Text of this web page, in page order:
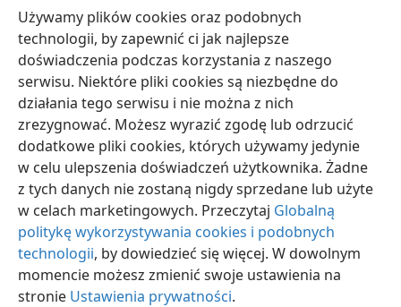
Używamy plików cookies oraz podobnych
technologii, by zapewnić ci jak najlepsze
doświadczenia podczas korzystania z naszego
serwisu. Niektóre pliki cookies są niezbędne do
działania tego serwisu i nie można z nich
zrezygnować. Możesz wyrazić zgodę lub odrzucić
dodatkowe pliki cookies, których używamy jedynie
w celu ulepszenia doświadczeń użytkownika. Żadne
z tych danych nie zostaną nigdy sprzedane lub użyte
w celach marketingowych. Przeczytaj Globalną
politykę wykorzystywania cookies i podobnych
technologii, by dowiedzieć się więcej. W dowolnym
momencie możesz zmienić swoje ustawienia na
stronie Ustawienia prywatności.
dowódca straży Nebuzaradan, który mu usługiwał,
wkroczył do Jerozolimy +.
polski Ustawienia
Copyright © 2026 Watch Tower Bible and Tract Society of Pennsylvania
Warunki użytkowania Polityka prywatności
Ustawienia prywatności
JW.ORG
Zaloguj